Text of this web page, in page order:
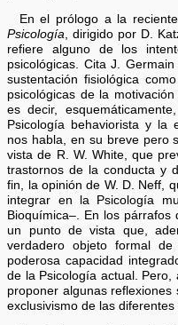
En el prólogo a la
Psicología , dirigido por D.
refiere alguno de los
psicológicas. Cita J.
sustentación fisiológica
psicológicas de la
es decir,
Psicología behaviorista y la
nos habla, en su breve pero
vista de R. W. White, que
trastornos de la conducta y
fin, la opinión de W. D. Neff,
integrar en la Psicología
Bioquímica–. En los
un punto de vista que,
verdadero objeto formal
poderosa capacidad
de la Psicología actual.
proponer algunas
exclusivismo de las diferentes